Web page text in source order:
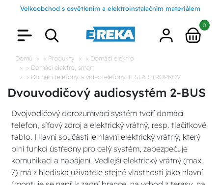
Velkoobchod s osvětlením a elektroinstalačním materiálem
0
Domů > Produkty
> Domácí elektro
> Domácí elektro, smart
> Domácí telefony a videotelefony TESLA STROPKOV
Dvouvodičový audiosystém 2-BUS
Dvojvodičový dorozumívací systém tvoří domácí
telefon, síťový zdroj a elektrický vrátný, resp. tlačítkové
tablo. Hlavní součástí je hlavní elektrický vrátný, který
plní funkci ústředny pro celý systém, zabezpečuje
komunikaci a napájení. Vedlejší elektrický vrátný (max.
7) má z hlediska uživatele stejné vlastnosti jako hlavní